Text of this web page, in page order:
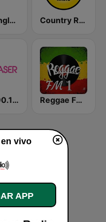
Láser Inglés 92.9 Country Radio
Laser 90.1 Español Reggae FM 1
vivo
APP